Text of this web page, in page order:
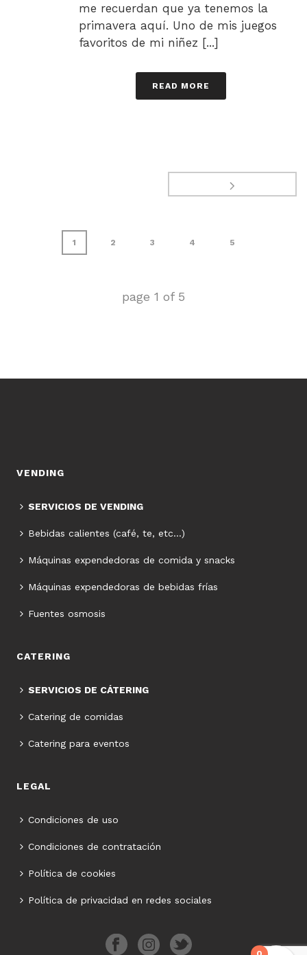
me recuerdan que ya tenemos la
primavera aquí. Uno de mis juegos
favoritos de mi niñez [...]
READ MORE
1 2 3 4 5
page 1 of 5
VENDING
SERVICIOS DE VENDING
Bebidas calientes (café, te, etc…)
Máquinas expendedoras de comida y snacks
Máquinas expendedoras de bebidas frías
Fuentes osmosis
CATERING
SERVICIOS DE CÁTERING
Catering de comidas
Catering para eventos
LEGAL
Condiciones de uso
Condiciones de contratación
Política de cookies
Política de privacidad en redes sociales